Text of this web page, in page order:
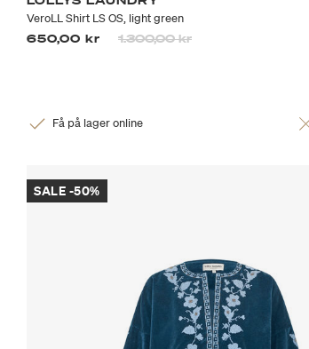
VeroLL Shirt LS OS, light green
650,00 kr
Priset är nedsatt från
1.300,00 krtill
Få på lager online
SALE -50%